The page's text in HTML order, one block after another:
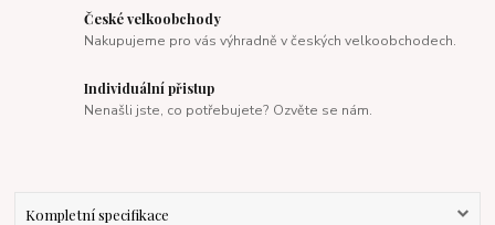
České velkoobchody
Nakupujeme pro vás výhradně v českých velkoobchodech.
Individuální přistup
Nenašli jste, co potřebujete? Ozvěte se nám.
Kompletní specifikace